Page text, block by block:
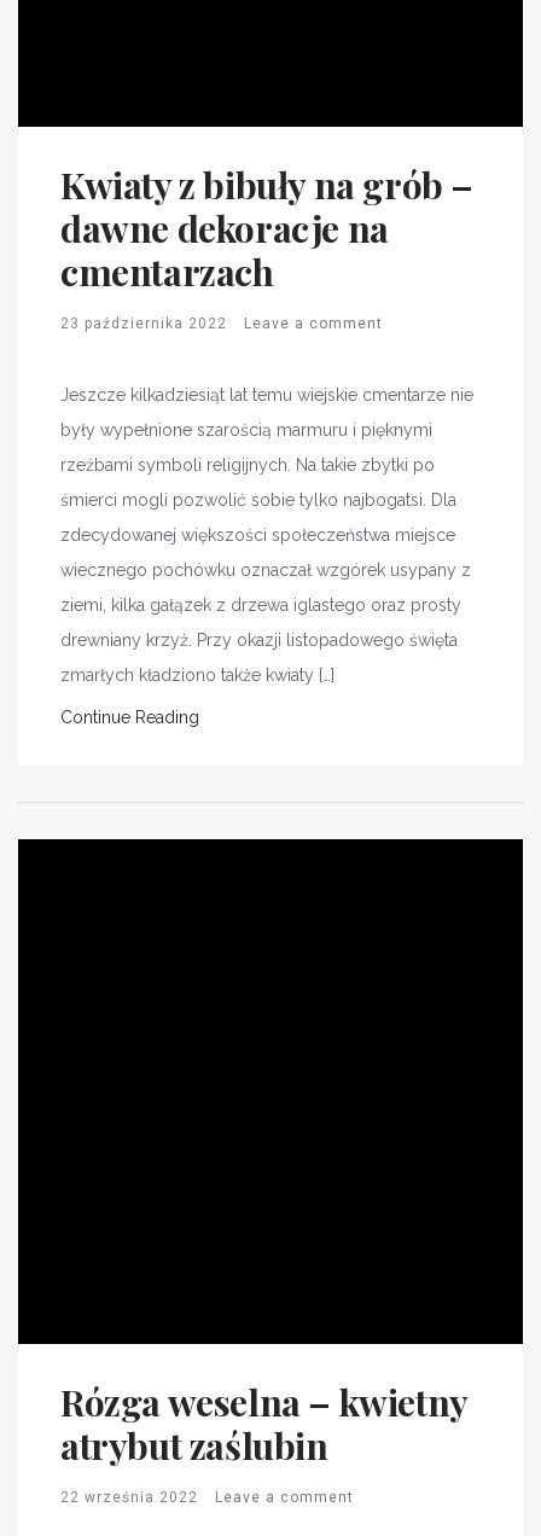
Kwiaty z bibuły na grób –
dawne dekoracje na
cmentarzach
23 października 2022 Leave a comment
Jeszcze kilkadziesiąt lat temu wiejskie cmentarze nie
były wypełnione szarością marmuru i pięknymi
rzeźbami symboli religijnych. Na takie zbytki po
śmierci mogli pozwolić sobie tylko najbogatsi. Dla
zdecydowanej większości społeczeństwa miejsce
wiecznego pochówku oznaczał wzgórek usypany z
ziemi, kilka gałązek z drzewa iglastego oraz prosty
drewniany krzyż. Przy okazji listopadowego święta
zmarłych kładziono także kwiaty […]
Continue Reading
Rózga weselna – kwietny
atrybut zaślubin
22 września 2022 Leave a comment